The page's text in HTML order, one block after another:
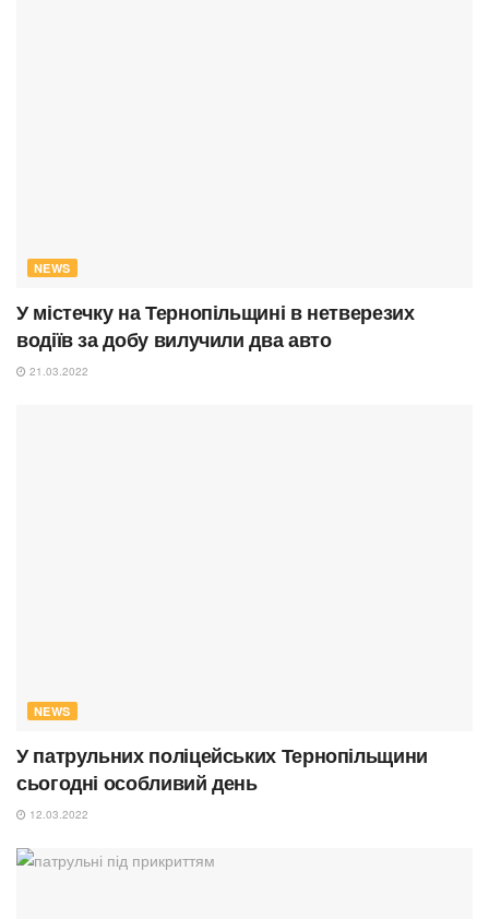
NEWS
У містечку на Тернопільщині в нетверезих
водіїв за добу вилучили два авто
21.03.2022
NEWS
У патрульних поліцейських Тернопільщини
сьогодні особливий день
12.03.2022